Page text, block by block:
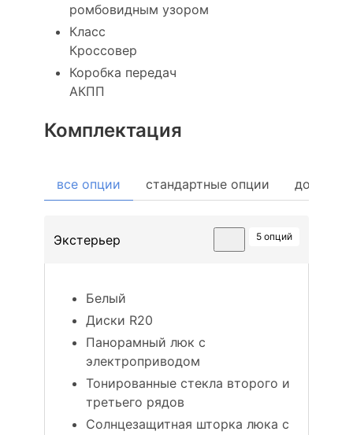
ромбовидным узором
Класс
Кроссовер
Коробка передач
АКПП
Комплектация
все опции стандартные опции
Экстерьер 5 опций
Белый
Диски R20
Панорамный люк с
электроприводом
Тонированные стекла второго и
третьего рядов
Солнцезащитная шторка люка с